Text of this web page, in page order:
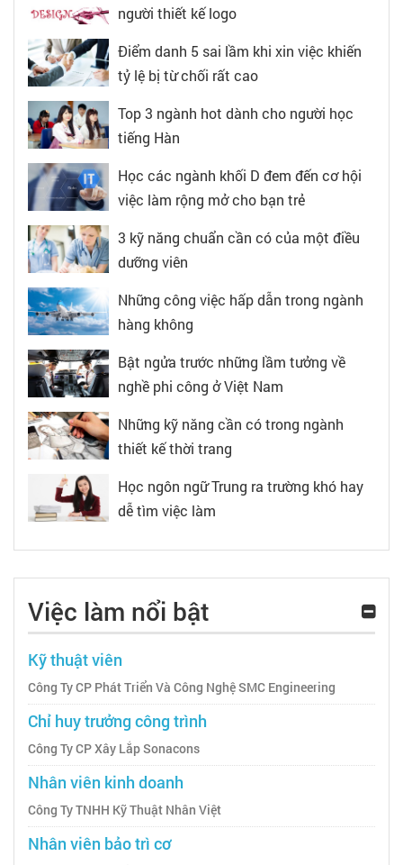
người thiết kế logo
Điểm danh 5 sai lầm khi xin việc khiến
tỷ lệ bị từ chối rất cao
Top 3 ngành hot dành cho người học
tiếng Hàn
Học các ngành khối D đem đến cơ hội
việc làm rộng mở cho bạn trẻ
3 kỹ năng chuẩn cần có của một điều
dưỡng viên
Những công việc hấp dẫn trong ngành
hàng không
Bật ngửa trước những lầm tưởng về
nghề phi công ở Việt Nam
Những kỹ năng cần có trong ngành
thiết kế thời trang
Học ngôn ngữ Trung ra trường khó hay
dễ tìm việc làm
Việc làm nổi bật
Kỹ thuật viên
Công Ty CP Phát Triển Và Công Nghệ SMC Engineering
Chỉ huy trưởng công trình
Công Ty CP Xây Lắp Sonacons
Nhân viên kinh doanh
Công Ty TNHH Kỹ Thuật Nhân Việt
Nhân viên bảo trì cơ